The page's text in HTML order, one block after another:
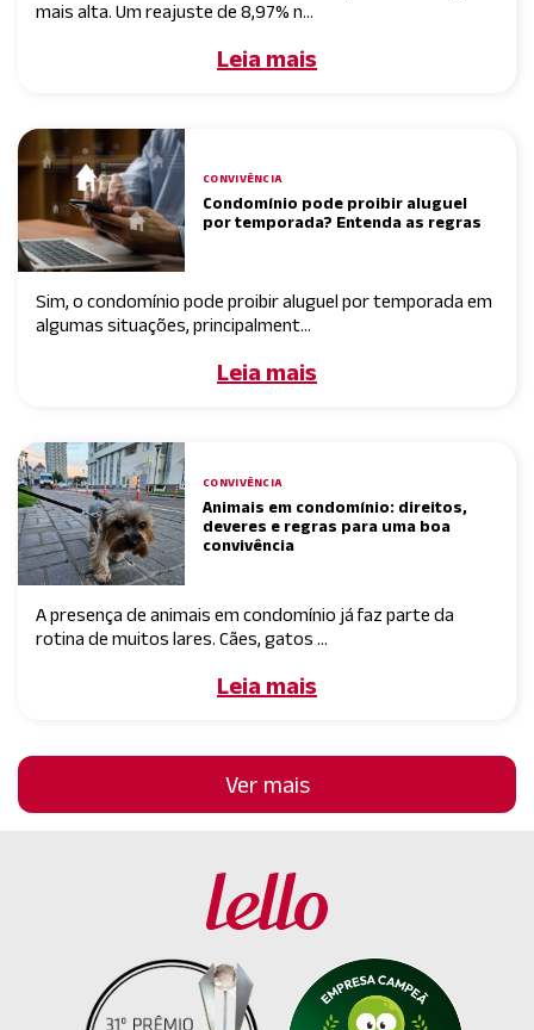
mais alta. Um reajuste de 8,97% n...
Leia mais
CONVIVÊNCIA
Condomínio pode proibir aluguel
por temporada? Entenda as regras
Sim, o condomínio pode proibir aluguel por temporada em
algumas situações, principalment...
Leia mais
CONVIVÊNCIA
Animais em condomínio: direitos,
deveres e regras para uma boa
convivência
A presença de animais em condomínio já faz parte da
rotina de muitos lares. Cães, gatos ...
Leia mais
Ver mais